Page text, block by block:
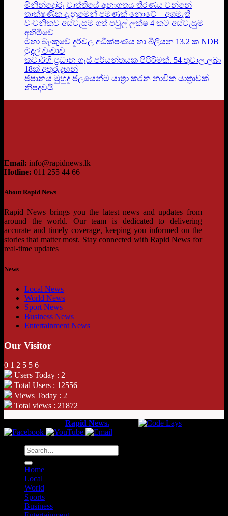
මිනින්දෝරු වෘත්තියේ අනාගතය තීරණය වන්නේ
තාක්ෂණික දැනුමෙන් පමණක් නොවේ – අගමැති
වංචනිකව අස්වැසුම ගත් පවුල් ලක්ෂ 4 කට අස්වැසුම
අහිමිවේ
මහා බැංකුවේ දුර්වල අධීක්ෂණය හා බිලියන 13.2 ක NDB
මුදල් වංචාව
කටාර්හි ප්‍රධාන ගෑස් පර්යන්තයක පිපිරීමක්. 54 තුවාල ලබා
18ක් අතුරුදහන්
ජපානය මුහුදු ජලයෙන්ම යාත්‍රා කරන නාවික යාත්‍රාවක්
නිපදවයි
Email: info@rapidnews.lk
Hotline: 011 255 44 66
About Rapid News
Rapid News brings you the latest news and updates from
around the world. Our team is dedicated to delivering
accurate and timely coverage, keeping you informed on the
stories that matter most. Stay connected with Rapid News for
real-time updates
News
Local News
World News
Sport News
Business News
Entertainment News
Our Visitor
0 1 2 5 5 6
Users Today : 2
Total Users : 12556
Views Today : 2
Total views : 21872
Rapid News.
Home
Local
World
Sports
Business